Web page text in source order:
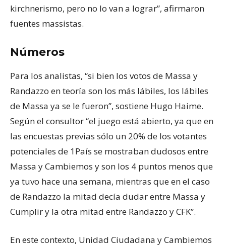
kirchnerismo, pero no lo van a lograr”, afirmaron
fuentes massistas.
Números
Para los analistas, “si bien los votos de Massa y
Randazzo en teoría son los más lábiles, los lábiles
de Massa ya se le fueron”, sostiene Hugo Haime.
Según el consultor “el juego está abierto, ya que en
las encuestas previas sólo un 20% de los votantes
potenciales de 1País se mostraban dudosos entre
Massa y Cambiemos y son los 4 puntos menos que
ya tuvo hace una semana, mientras que en el caso
de Randazzo la mitad decía dudar entre Massa y
Cumplir y la otra mitad entre Randazzo y CFK”.
En este contexto, Unidad Ciudadana y Cambiemos